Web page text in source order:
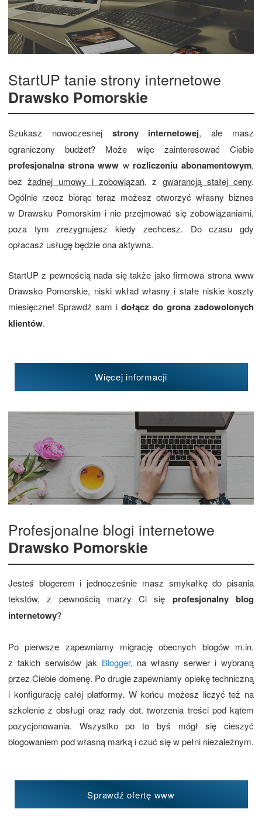
StartUP tanie strony internetowe
Drawsko Pomorskie
Szukasz nowoczesnej strony internetowej, ale masz
ograniczony budżet? Może więc zainteresować Ciebie
profesjonalna strona www w rozliczeniu abonamentowym,
bezżadnej umowy i zobowiązań, z gwarancją stałej ceny.
Ogólnie rzecz biorąc teraz możesz otworzyć własny biznes
w Drawsku Pomorskim i nie przejmować się zobowiązaniami,
poza tym zrezygnujesz kiedy zechcesz. Do czasu gdy
opłacasz usługę będzie ona aktywna.
StartUP z pewnością nada się także jako firmowa strona www
Drawsko Pomorskie, niski wkład własny i stałe niskie koszty
miesięczne! Sprawdź sam i dołącz do grona zadowolonych
klientów.
Więcej informacji
Profesjonalne blogi internetowe
Drawsko Pomorskie
Jesteś blogerem i jednocześnie masz smykałkę do pisania
tekstów, z pewnością marzy Ci się profesjonalny blog
internetowy?
Po pierwsze zapewniamy migrację obecnych blogów m.in.
z takich serwisów jak Blogger, na własny serwer i wybraną
przez Ciebie domenę. Po drugie zapewniamy opiekę techniczną
i konfigurację całej platformy. W końcu możesz liczyć też na
szkolenie z obsługi oraz rady dot. tworzenia treści pod kątem
pozycjonowania. Wszystko po to byś mógł się cieszyć
blogowaniem pod własną marką i czuć się w pełni niezależnym.
Sprawdź ofertę www